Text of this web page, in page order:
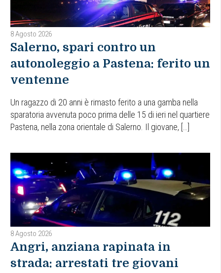
8 Agosto 2026
Salerno, spari contro un
autonoleggio a Pastena: ferito un
ventenne
Un ragazzo di 20 anni è rimasto ferito a una gamba nella
sparatoria avvenuta poco prima delle 15 di ieri nel quartiere
Pastena, nella zona orientale di Salerno. Il giovane, […]
8 Agosto 2026
Angri, anziana rapinata in
strada: arrestati tre giovani